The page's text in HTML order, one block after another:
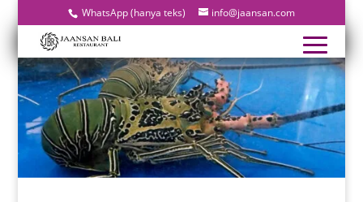
WhatsApp (hanya teks) info@jaansan.com